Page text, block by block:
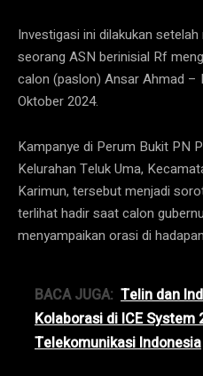
Investigasi ini dilakukan
seorang ASN berinisial Rf
calon (paslon) Ansar Ahmad –
Oktober 2024.
Kampanye di Perum Bukit PN
Kelurahan Teluk Uma,
Karimun, tersebut menjadi
terlihat hadir saat calon
menyampaikan orasi di
BACA JUGA: Telin dan
Kolaborasi di ICE
Telekomunikasi Indonesia